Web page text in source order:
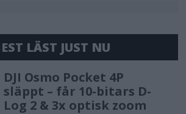
LÄST JUST NU
DJI Osmo Pocket 4P
släppt – får 10-bitars D-
Log 2 & 3x optisk zoom